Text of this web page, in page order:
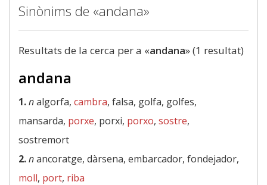
Sinònims de «andana»
Resultats de la cerca per a «andana» (1 resultat)
andana
1.nalgorfa, cambra, falsa, golfa, golfes,
mansarda, porxe, porxi, porxo, sostre,
sostremort
2.nancoratge, dàrsena, embarcador, fondejador,
moll, port, riba